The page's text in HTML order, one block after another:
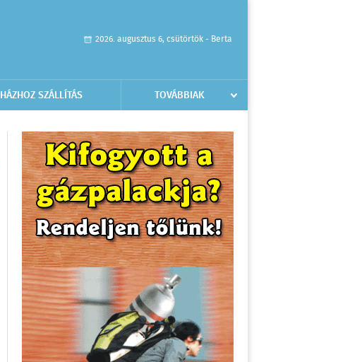
2026. augusztus 6, csütörtök - Berta
HÁZHOZ SZÁLLÍTÁS TOVÁBBIAK